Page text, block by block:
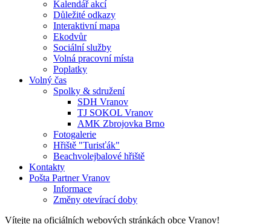
Kalendář akcí
Důležité odkazy
Interaktivní mapa
Ekodvůr
Sociální služby
Volná pracovní místa
Poplatky
Volný čas
Spolky & sdružení
SDH Vranov
TJ SOKOL Vranov
AMK Zbrojovka Brno
Fotogalerie
Hřiště "Turisťák"
Beachvolejbalové hřiště
Kontakty
Pošta Partner Vranov
Informace
Změny otevírací doby
Vítejte na oficiálních webových stránkách obce Vranov!